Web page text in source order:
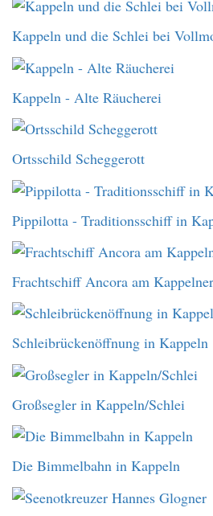
Kappeln und die Schlei bei
Kappeln - Alte Räucherei
Ortsschild Scheggerott
Pippilotta - Traditionsschiff in
Frachtschiff Ancora am
Schleibrückenöffnung in Kappeln
Großsegler in Kappeln/Schlei
Die Bimmelbahn in Kappeln